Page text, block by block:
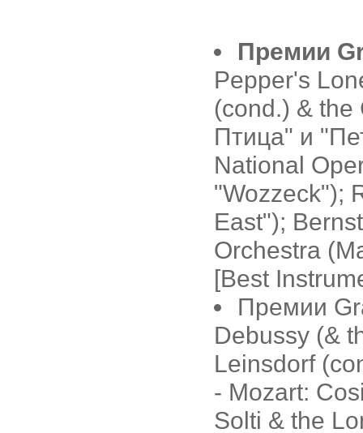
Премии
Pepper's
(cond.) &
Птица" и
National
"Wozzeck");
East");
Orchestra
[Best
Премии
Debussy (&
Leinsdorf
- Mozart:
Solti & the